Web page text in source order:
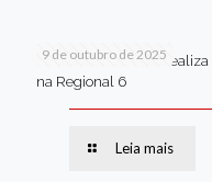
9 de outubro de 2025
Van dos secretários
na Regional 6
Leia mais